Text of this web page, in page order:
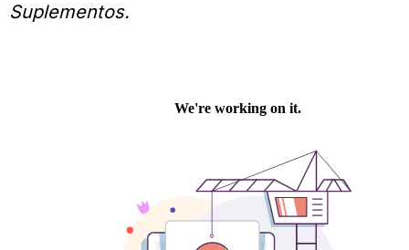
Suplementos.